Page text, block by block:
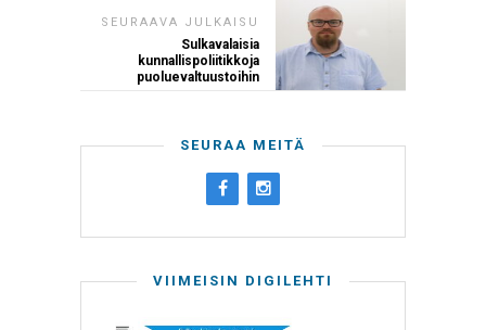
SEURAAVA JULKAISU
Sulkavalaisia
kunnallispoliitikkoja
puoluevaltuustoihin
SEURAA MEITÄ
VIIMEISIN DIGILEHTI